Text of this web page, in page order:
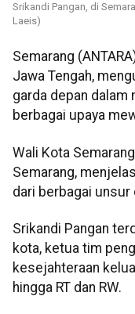
Srikandi Pangan, di
Laeis)
Semarang
Jawa Tengah,
garda depan
berbagai upaya
Wali Kota
Semarang,
dari berbagai unsur
Srikandi Pangan
kota, ketua tim
kesejahteraan
hingga RT dan RW.